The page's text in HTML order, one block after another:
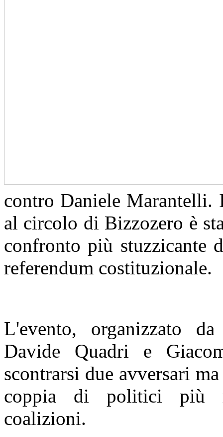
contro Daniele Marantelli.
al circolo di Bizzozero è
confronto più stuzzicante
referendum costituzionale.
L'evento, organizzato
Davide Quadri e
scontrarsi due avversari
coppia di politici più
coalizioni.